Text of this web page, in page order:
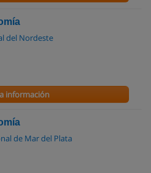
del Nordeste
información
de Mar del Plata